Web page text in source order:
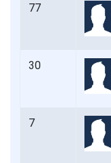
77
30
7